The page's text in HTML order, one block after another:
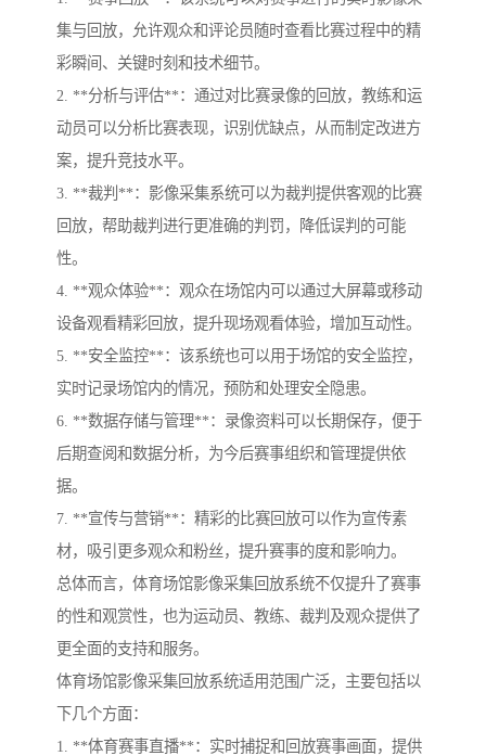
集与回放，允许观众和评论员随时查看比赛过程中的精
彩瞬间、关键时刻和技术细节。
2. **分析与评估**：通过对比赛录像的回放，教练和运
动员可以分析比赛表现，识别优缺点，从而制定改进方
案，提升竞技水平。
3. **裁判**：影像采集系统可以为裁判提供客观的比赛
回放，帮助裁判进行更准确的判罚，降低误判的可能
性。
4. **观众体验**：观众在场馆内可以通过大屏幕或移动
设备观看精彩回放，提升现场观看体验，增加互动性。
5. **安全监控**：该系统也可以用于场馆的安全监控，
实时记录场馆内的情况，预防和处理安全隐患。
6. **数据存储与管理**：录像资料可以长期保存，便于
后期查阅和数据分析，为今后赛事组织和管理提供依
据。
7. **宣传与营销**：精彩的比赛回放可以作为宣传素
材，吸引更多观众和粉丝，提升赛事的度和影响力。
总体而言，体育场馆影像采集回放系统不仅提升了赛事
的性和观赏性，也为运动员、教练、裁判及观众提供了
更全面的支持和服务。
体育场馆影像采集回放系统适用范围广泛，主要包括以
下几个方面：
1. **体育赛事直播**：实时捕捉和回放赛事画面，提供